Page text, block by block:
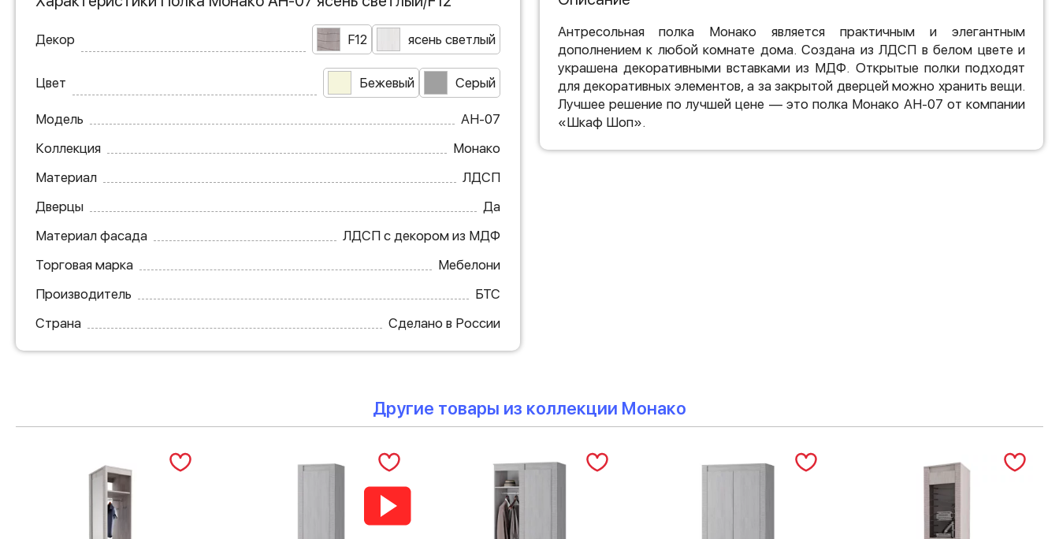
Декор F12 ясень светлый
Цвет Бежевый Серый
Модель
АН-07
Коллекция
Монако
Материал
ЛДСП
Дверцы
Да
Материал фасада
ЛДСП с декором из МДФ
Торговая марка
Мебелони
Производитель
БТС
Страна
Сделано в России
Антресольная полка Монако является практичным и элегантным
дополнением к любой комнате дома. Создана из ЛДСП в белом цвете и
украшена декоративными вставками из МДФ. Открытые полки подходят
для декоративных элементов, а за закрытой дверцей можно хранить вещи.
Лучшее решение по лучшей цене — это полка Монако АН-07 от компании
«Шкаф Шоп».
Другие товары из коллекции Монако